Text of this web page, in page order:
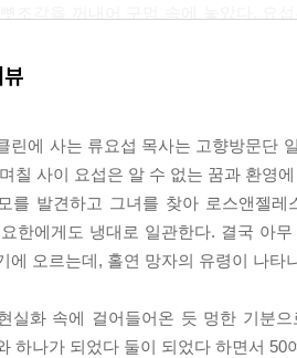
은 불가능한 노릇이다. 삶이 산문에
가 맞물리는 복잡 다난함이 드러내
1989년 방북과 해외 체류 그리고 5년
번거리며 사람들의 뒤통수를 지나 얼
표시등이 파랗게 반짝인다. 문을 밀
는 손을 씻고 세수를 한다. 종이타월로
자신이 타인인 듯한 느낌이 들었다.
을 젖히고 통로로 나오는 데 저어기,
는다. 요한 형의 환영을 등으로 깔아
앉았다. 요섭은 입속으로 중얼거렸다
린에 사는 류요섭 목사는 고향방문단
칠 사이 요섭은 알 수 없는 꿈과 환영
를 발견하고 그녀를 찾아 로스앤젤
한에게도 냉대로 일관한다. 결국 아
에 오르는데, 홀연 망자의 유령이 나타
실화 속에 걸어들어온 듯 멍한 기분
하나가 되었다 둘이 되었다 하면서